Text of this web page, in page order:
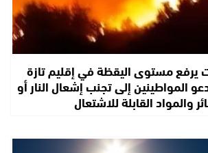
يرفع مستوى اليقظة في إقليم تازة
المواطينين إلى تجنب إشعال النار أو
والمواد القابلة للاشتعال